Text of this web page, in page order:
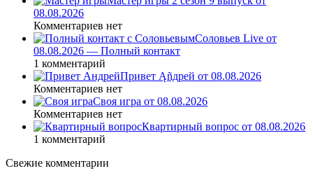
08.08.2026
Комментариев нет
Соловьев Live от
08.08.2026 — Полный контакт
1 комментарий
Привет Ąñдpей от 08.08.2026
Комментариев нет
Своя игра от 08.08.2026
Комментариев нет
Квартирный вопрос от 08.08.2026
1 комментарий
Свежие комментарии